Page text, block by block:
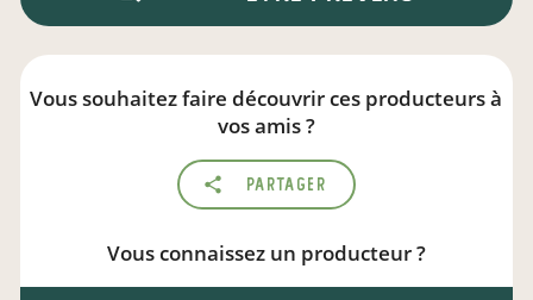
Vous souhaitez faire découvrir ces producteurs à
vos amis ?
Partager
Vous connaissez un producteur ?